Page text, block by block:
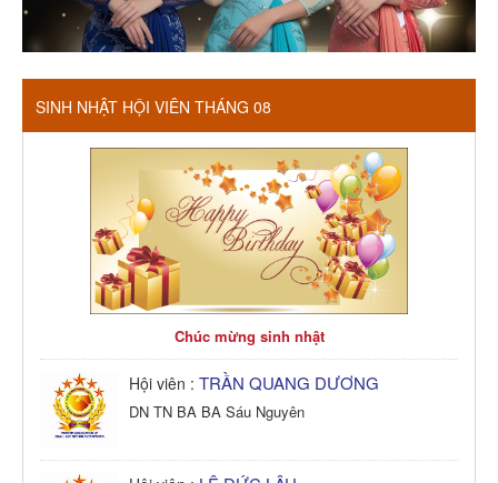
SINH NHẬT HỘI VIÊN THÁNG 08
Chúc mừng sinh nhật
Hội viên : TRẦN QUANG DƯƠNG
DN TN BA BA Sáu Nguyên